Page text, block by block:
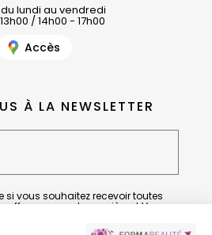
lundi au vendredi
/ 14h00 - 17h00
Accès
À LA NEWSLETTER
si vous souhaitez recevoir toutes
offres en avant-première et Vous
de confidentialité